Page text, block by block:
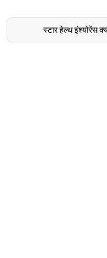
स्टार हेल्थ इंश्योरेंस